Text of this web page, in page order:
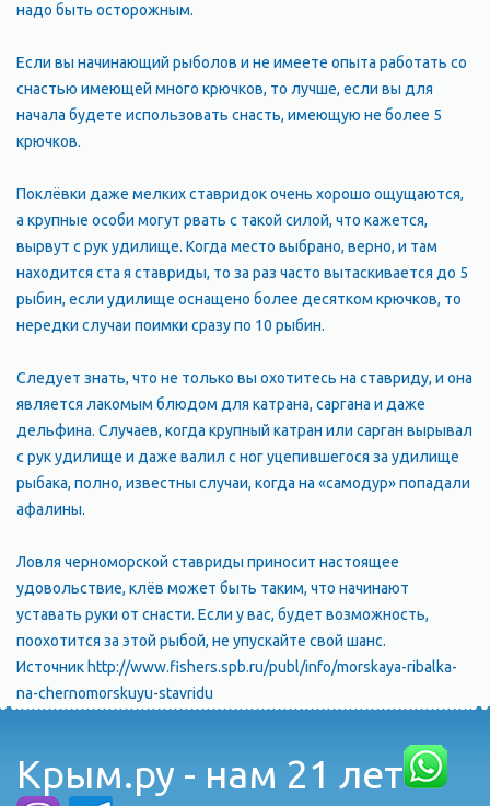
надо быть осторожным.
Если вы начинающий рыболов и не имеете опыта работать со
снастью имеющей много крючков, то лучше, если вы для
начала будете использовать снасть, имеющую не более 5
крючков.
Поклёвки даже мелких ставридок очень хорошо ощущаются,
а крупные особи могут рвать с такой силой, что кажется,
вырвут с рук удилище. Когда место выбрано, верно, и там
находится ста я ставриды, то за раз часто вытаскивается до 5
рыбин, если удилище оснащено более десятком крючков, то
нередки случаи поимки сразу по 10 рыбин.
Следует знать, что не только вы охотитесь на ставриду, и она
является лакомым блюдом для катрана, саргана и даже
дельфина. Случаев, когда крупный катран или сарган вырывал
с рук удилище и даже валил с ног уцепившегося за удилище
рыбака, полно, известны случаи, когда на «самодур» попадали
афалины.
Ловля черноморской ставриды приносит настоящее
удовольствие, клёв может быть таким, что начинают
уставать руки от снасти. Если у вас, будет возможность,
поохотится за этой рыбой, не упускайте свой шанс.
Источник http://www.fishers.spb.ru/publ/info/morskaya-ribalka-
na-chernomorskuyu-stavridu
Крым.ру - нам 21 лет